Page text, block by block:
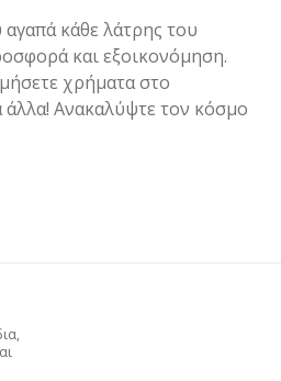
αγαπά κάθε λάτρης του
και εξοικονόμηση.
χρήματα στο
Ανακαλύψτε τον κόσμο